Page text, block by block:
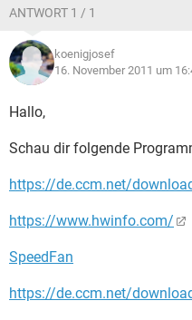
ANTWORT 1 / 1
koenigjosef
16. November 2011 um
Hallo,
Schau dir folgende
https://de.ccm.net/
https://www.hwinfo.com/
SpeedFan
https://de.ccm.net/